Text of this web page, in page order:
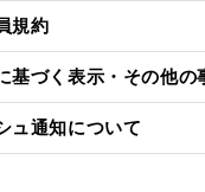
規約
基づく表示・その他の
ュ通知について